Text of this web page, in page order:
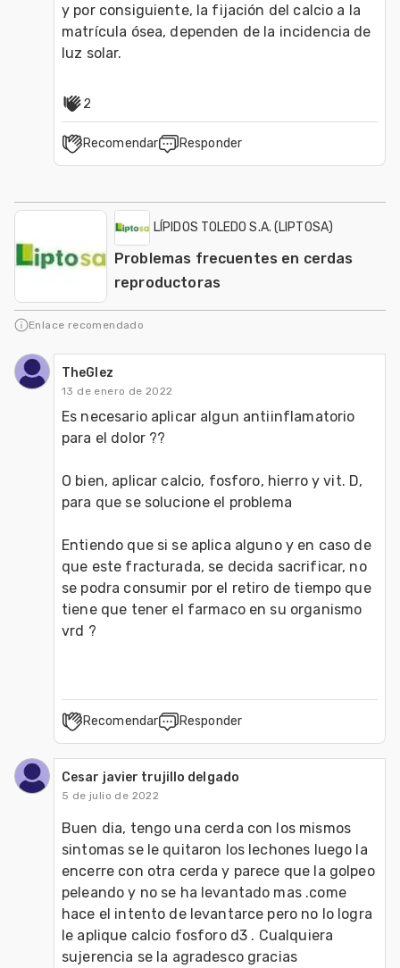
y por consiguiente, la fijación del calcio a la
matrícula ósea, dependen de la incidencia de
luz solar.
2
Recomendar Responder
LÍPIDOS TOLEDO S.A. (LIPTOSA)
Problemas frecuentes en cerdas
reproductoras
Enlace recomendado
TheGlez
13 de enero de 2022
Es necesario aplicar algun antiinflamatorio
para el dolor ??
O bien, aplicar calcio, fosforo, hierro y vit. D,
para que se solucione el problema
Entiendo que si se aplica alguno y en caso de
que este fracturada, se decida sacrificar, no
se podra consumir por el retiro de tiempo que
tiene que tener el farmaco en su organismo
vrd ?
Recomendar Responder
Cesar javier trujillo delgado
5 de julio de 2022
Buen dia, tengo una cerda con los mismos
sintomas se le quitaron los lechones luego la
encerre con otra cerda y parece que la golpeo
peleando y no se ha levantado mas .come
hace el intento de levantarce pero no lo logra
le aplique calcio fosforo d3 . Cualquiera
sujerencia se la agradesco gracias